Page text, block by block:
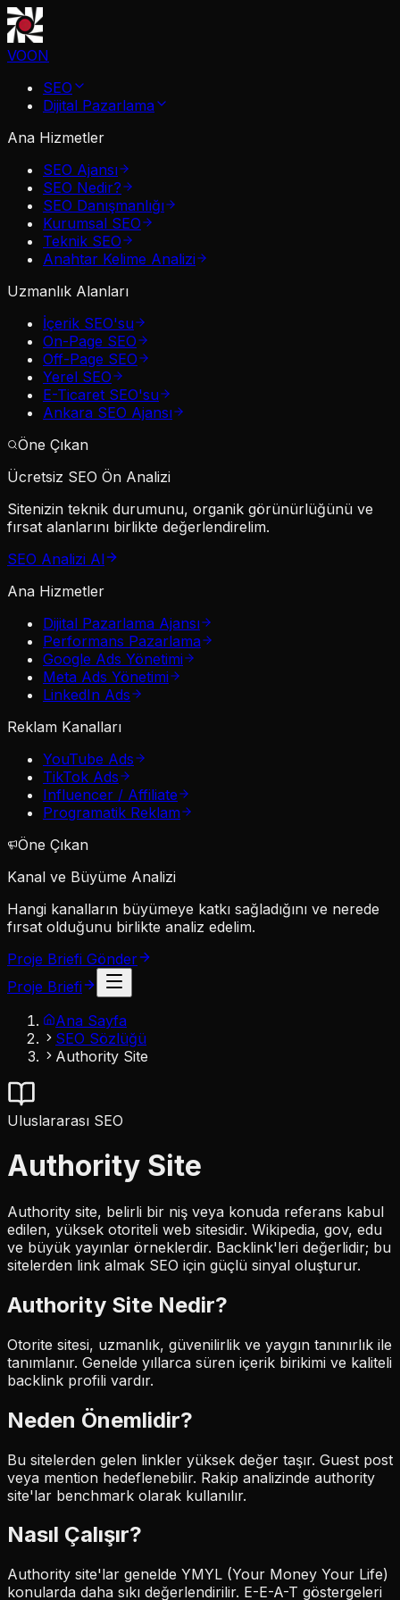
VOON
SEO
Dijital Pazarlama
Ana Hizmetler
SEO Ajansı
SEO Nedir?
SEO Danışmanlığı
Kurumsal SEO
Teknik SEO
Anahtar Kelime Analizi
Uzmanlık Alanları
İçerik SEO'su
On-Page SEO
Off-Page SEO
Yerel SEO
E-Ticaret SEO'su
Ankara SEO Ajansı
Öne Çıkan
Ücretsiz SEO Ön Analizi
Sitenizin teknik durumunu, organik görünürlüğünü ve
fırsat alanlarını birlikte değerlendirelim.
SEO Analizi Al
Ana Hizmetler
Dijital Pazarlama Ajansı
Performans Pazarlama
Google Ads Yönetimi
Meta Ads Yönetimi
LinkedIn Ads
Reklam Kanalları
YouTube Ads
TikTok Ads
Influencer / Affiliate
Programatik Reklam
Öne Çıkan
Kanal ve Büyüme Analizi
Hangi kanalların büyümeye katkı sağladığını ve nerede
fırsat olduğunu birlikte analiz edelim.
Proje Briefi Gönder
Proje Briefi
Ana Sayfa
SEO Sözlüğü
Authority Site
Uluslararası SEO
Authority Site
Authority site, belirli bir niş veya konuda referans kabul
edilen, yüksek otoriteli web sitesidir. Wikipedia, gov, edu
ve büyük yayınlar örneklerdir. Backlink'leri değerlidir; bu
sitelerden link almak SEO için güçlü sinyal oluşturur.
Authority Site Nedir?
Otorite sitesi, uzmanlık, güvenilirlik ve yaygın tanınırlık ile
tanımlanır. Genelde yıllarca süren içerik birikimi ve kaliteli
backlink profili vardır.
Neden Önemlidir?
Bu sitelerden gelen linkler yüksek değer taşır. Guest post
veya mention hedeflenebilir. Rakip analizinde authority
site'lar benchmark olarak kullanılır.
Nasıl Çalışır?
Authority site'lar genelde YMYL (Your Money Your Life)
konularda daha sıkı değerlendirilir. E-E-A-T göstergeleri